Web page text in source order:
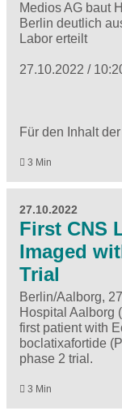
Medios AG baut
Berlin deutlich
Labor erteilt
27.10.2022 /
Für den Inhalt
3 Min
27.10.2022
First CNS
Imaged
Trial
Berlin/Aalborg,
Hospital Aalborg
first patient with
boclatixafortide
phase 2 trial.
3 Min